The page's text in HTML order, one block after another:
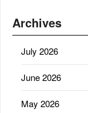
Archives
July 2026
June 2026
May 2026